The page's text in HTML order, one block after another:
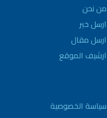
من نحن
ارسل خبر
ارسل مقال
ارشيف الموقع
سياسة الخصوصية